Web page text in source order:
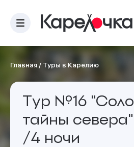
Главная / Туры в Карелию
Тур №16
тайны
/4 ночи